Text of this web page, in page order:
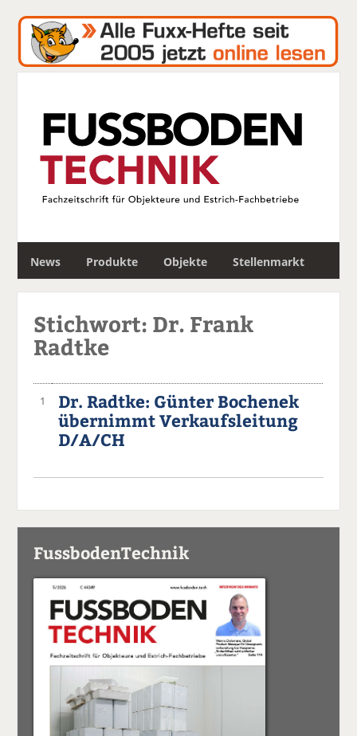
News Produkte Objekte Stellenmarkt
c
Stichwort: Dr. Frank
Radtke
1
Dr. Radtke: Günter Bochenek
übernimmt Verkaufsleitung
D/A/CH
FussbodenTechnik